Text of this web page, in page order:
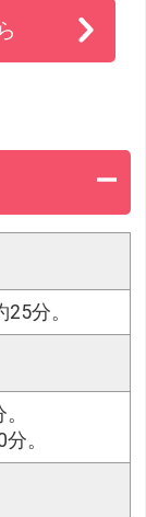
分。
。